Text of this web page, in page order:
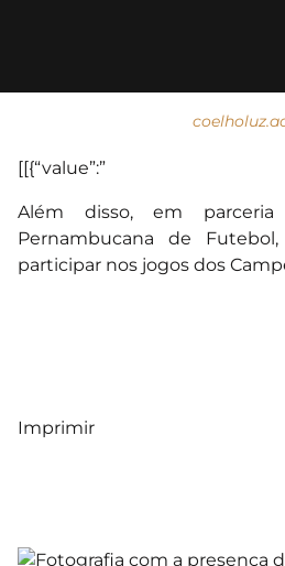
[[{“value”:”
Além disso, em
Pernambucana de
participar nos jogos dos
Imprimir